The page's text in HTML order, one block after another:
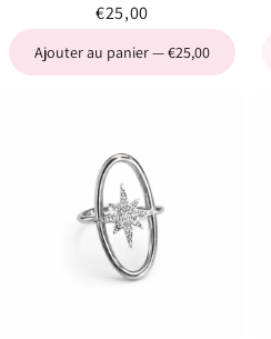
€25,00
Ajouter au panier — €25,00